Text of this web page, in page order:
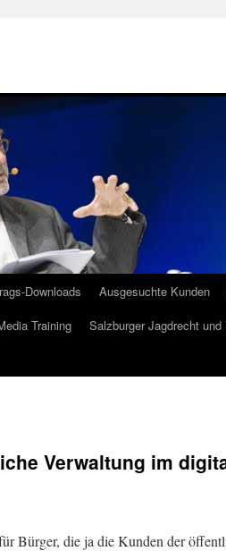
Downloads Ausgesuchte Kunden
Training
Salzburger Jagdrecht
Verwaltung im
Bürger, die ja die Kunden der